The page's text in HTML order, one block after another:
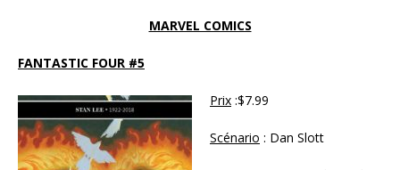
MARVEL COMICS
FANTASTIC FOUR #5
Prix :$7.99
Scénario : Dan Slott